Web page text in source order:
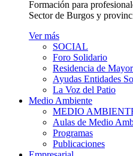
Formación para
Sector de Burgos y
Ver más
SOCIAL
Foro Solidario
Residencia de
Ayudas Entidades
La Voz del Patio
Medio Ambiente
MEDIO
Aulas de Medio
Programas
Publicaciones